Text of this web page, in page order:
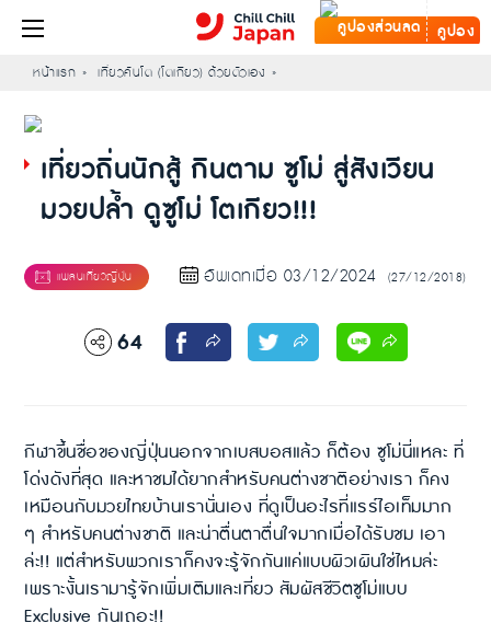
คูปอง
หน้าแรก เที่ยวคันโต (โตเกียว) ด้วยตัวเอง
เที่ยวถิ่นนักสู้ กินตาม ซูโม่ สู่สังเวียน
มวยปล้ำ ดูซูโม่ โตเกียว!!!
อัพเดทเมื่อ 03/12/2024 (27/12/2018)
64
กีฬาขึ้นชื่อของญี่ปุ่นนอกจากเบสบอสแล้ว ก็ต้อง ซูโม่นี่แหละ ที่
โด่งดังที่สุด และหาชมได้ยากสำหรับคนต่างชาติอย่างเรา ก็คง
เหมือนกับมวยไทยบ้านเรานั่นเอง ที่ดูเป็นอะไรที่แรร์ไอเท็มมาก
ๆ สำหรับคนต่างชาติ และน่าตื่นตาตื่นใจมากเมื่อได้รับชม เอา
ล่ะ!! แต่สำหรับพวกเราก็คงจะรู้จักกันแค่แบบผิวเผินใช่ไหมล่ะ
เพราะงั้นเรามารู้จักเพิ่มเติมและเที่ยว สัมผัสชีวิตซูโม่แบบ
Exclusive กันเถอะ!!